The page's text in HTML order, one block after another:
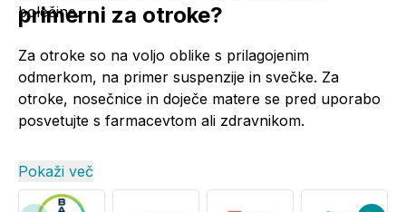
bolečine.
primerni za otroke?
Za otroke so na voljo oblike s prilagojenim
odmerkom, na primer suspenzije in svečke. Za
otroke, nosečnice in doječe matere se pred uporabo
posvetujte s farmacevtom ali zdravnikom.
Pokaži več